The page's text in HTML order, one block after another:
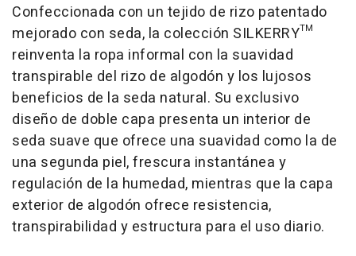
Confeccionada con un tejido de rizo patentado
mejorado con seda, la colección SILKERRY™
reinventa la ropa informal con la suavidad
transpirable del rizo de algodón y los lujosos
beneficios de la seda natural. Su exclusivo
diseño de doble capa presenta un interior de
seda suave que ofrece una suavidad como la de
una segunda piel, frescura instantánea y
regulación de la humedad, mientras que la capa
exterior de algodón ofrece resistencia,
transpirabilidad y estructura para el uso diario.